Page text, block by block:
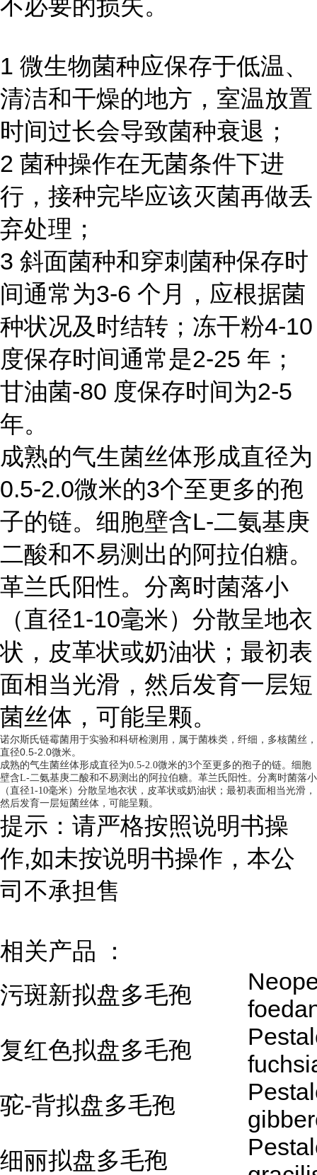
不必要的损失。
1 微生物菌种应保存于低温、
清洁和干燥的地方，室温放置
时间过长会导致菌种衰退；
2 菌种操作在无菌条件下进
行，接种完毕应该灭菌再做丢
弃处理；
3 斜面菌种和穿刺菌种保存时
间通常为3-6 个月，应根据菌
种状况及时结转；冻干粉4-10
度保存时间通常是2-25 年；
甘油菌-80 度保存时间为2-5
年。
成熟的气生菌丝体形成直径为
0.5-2.0微米的3个至更多的孢
子的链。细胞壁含L-二氨基庚
二酸和不易测出的阿拉伯糖。
革兰氏阳性。分离时菌落小
（直径1-10毫米）分散呈地衣
状，皮革状或奶油状；最初表
面相当光滑，然后发育一层短
菌丝体，可能呈颗。
诺尔斯氏链霉菌用于实验和科研检测用，属于菌株类，纤细，多核菌丝，
直径0.5-2.0微米。
成熟的气生菌丝体形成直径为0.5-2.0微米的3个至更多的孢子的链。细胞
壁含L-二氨基庚二酸和不易测出的阿拉伯糖。革兰氏阳性。分离时菌落小
（直径1-10毫米）分散呈地衣状，皮革状或奶油状；最初表面相当光滑，
然后发育一层短菌丝体，可能呈颗。
提示：请严格按照说明书操
作,如未按说明书操作，本公
司不承担售
相关产品 ：
污斑新拟盘多毛孢
复红色拟盘多毛孢
驼-背拟盘多毛孢
细丽拟盘多毛孢